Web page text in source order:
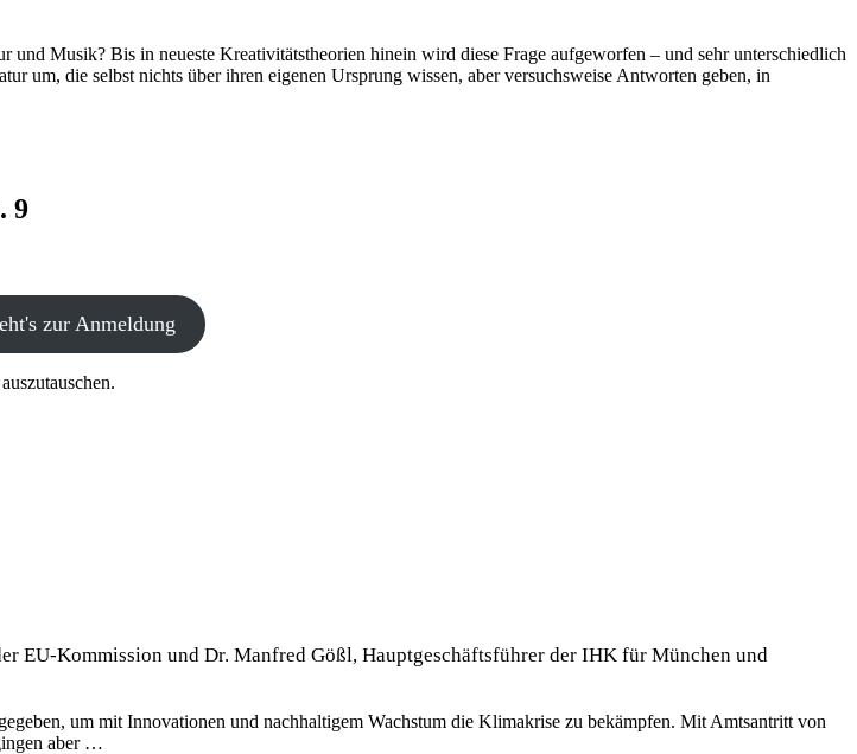
Musik? Bis in neueste Kreativitätstheorien hinein wird diese Frage aufgeworfen – und sehr unterschiedlich
um, die selbst nichts über ihren eigenen Ursprung wissen, aber versuchsweise Antworten geben, in
9
zur Anmeldung
EU-Kommission und Dr. Manfred Gößl, Hauptgeschäftsführer der IHK für München und
um mit Innovationen und nachhaltigem Wachstum die Klimakrise zu bekämpfen. Mit Amtsantritt von
aber …